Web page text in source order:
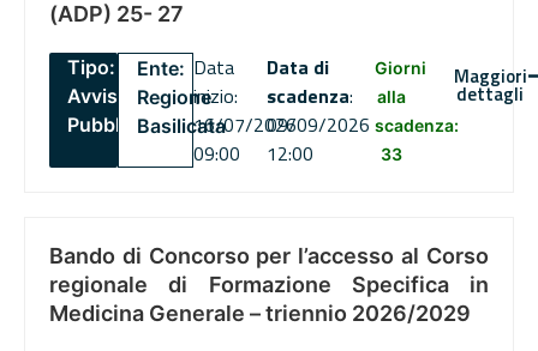
(ADP) 25- 27
Tipo:
Avviso
Pubblico
Ente:
Regione
Basilicata
Data
inizio:
16/07/2026
09:00
Data di
scadenza:
09/09/2026
12:00
Giorni
alla
scadenza:
33
Maggiori
dettagli
Bando di Concorso per l’accesso al Corso
regionale di Formazione Specifica in
Medicina Generale – triennio 2026/2029